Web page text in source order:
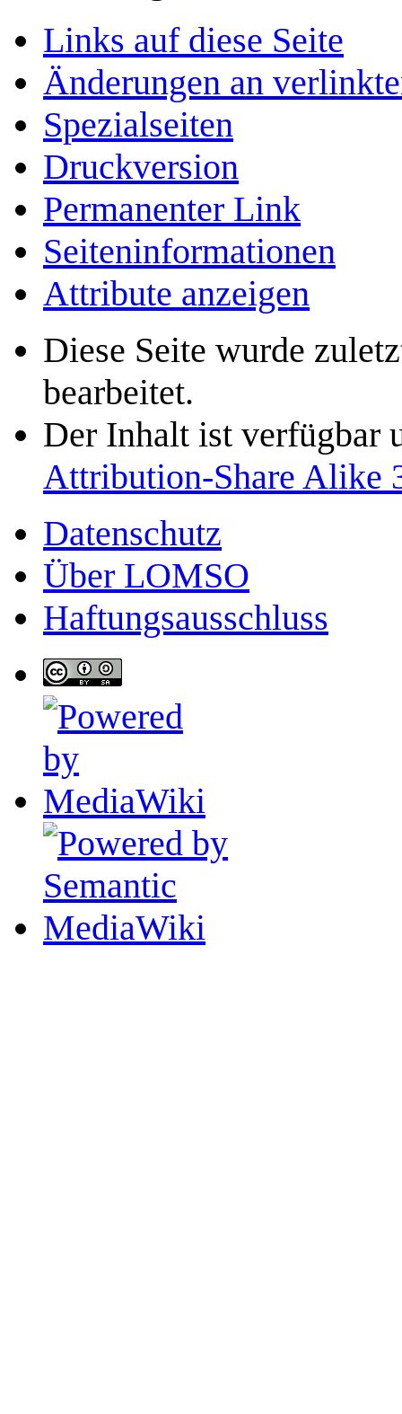
Links auf diese Seite
Änderungen an
Spezialseiten
Druckversion
Permanenter Link
Seiten­­informationen
Attribute anzeigen
Diese Seite wurde
bearbeitet.
Der Inhalt ist verfügbar
Attribution-Share Alike
Datenschutz
Über LOMSO
Haftungsausschluss